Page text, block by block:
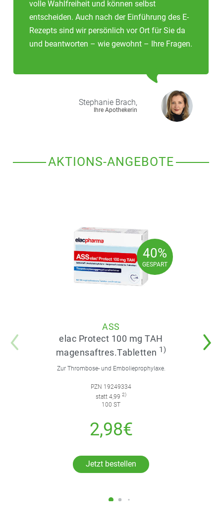
volle Wahlfreiheit und können selbst
entscheiden. Auch nach der Einführung des E-
Rezepts sind wir persönlich vor Ort für Sie da
und beantworten – wie gewohnt – Ihre Fragen.
Stephanie Brach,
Ihre Apothekerin
AKTIONS-ANGEBOTE
40%
GESPART
40%
GESPART
ASS
elac Protect 100 mg TAH
magensaftres.Tabletten 1)
Zur Thrombose- und Embolieprophylaxe.
PZN 19249334
statt 4,99 2)
100 ST
2,98€
Jetzt bestellen